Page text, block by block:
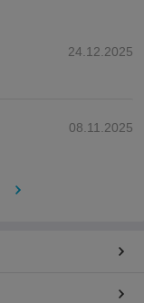
24.12.2025
08.11.2025